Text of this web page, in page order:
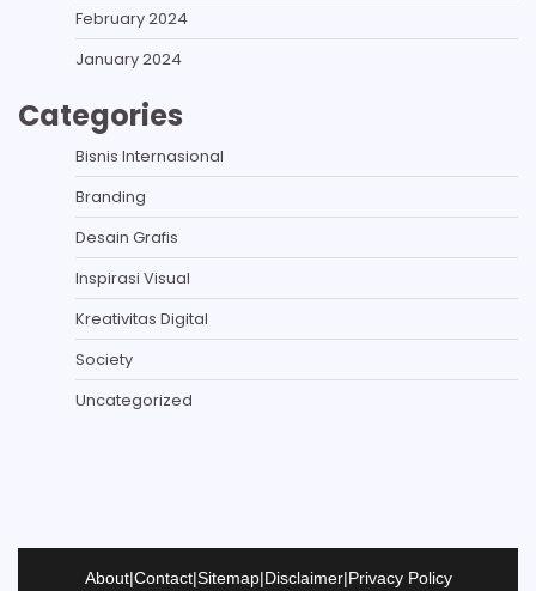
February 2024
January 2024
Categories
Bisnis Internasional
Branding
Desain Grafis
Inspirasi Visual
Kreativitas Digital
Society
Uncategorized
About|Contact|Sitemap|Disclaimer|Privacy Policy